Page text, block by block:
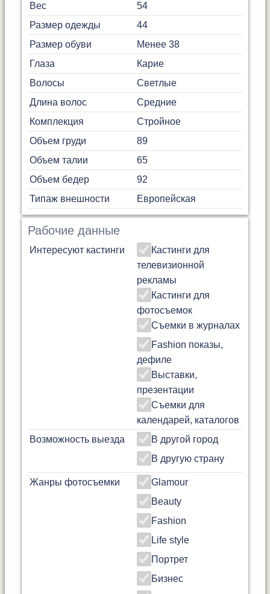
Вес
54
Размер одежды
44
Размер обуви
Менее 38
Глаза
Карие
Волосы
Светлые
Длина волос
Средние
Комплекция
Стройное
Объем груди
89
Объем талии
65
Объем бедер
92
Типаж внешности
Европейская
Рабочие данные
Интересуют кастинги
Кастинги для
телевизионной
рекламы
Кастинги для
фотосъемок
Съемки в журналах
Fashion показы,
дефиле
Выставки,
презентации
Съемки для
календарей, каталогов
Возможность выезда
В другой город
В другую страну
Жанры фотосъемки
Glamour
Beauty
Fashion
Life style
Портрет
Бизнес